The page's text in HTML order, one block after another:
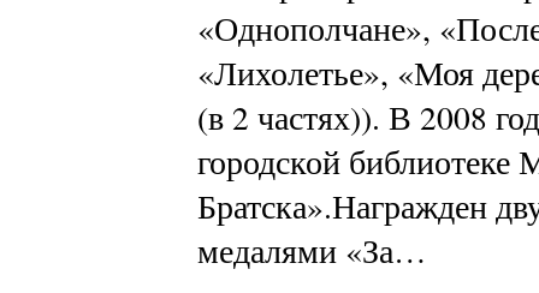
«Однополчане»,
«Лихолетье», «Моя
(в 2 частях)). В 2008
городской
Братска».Награжден
медалями «За…